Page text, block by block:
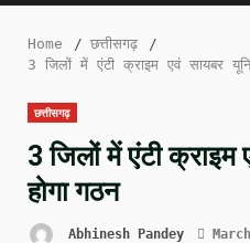
Home
छत्तीसगढ़
3 जिलों में एंटी क्राइम एवं सायबर
छत्तीसगढ़
3 जिलों में एंटी क्राइम
होगा गठन
Abhinesh Pandey